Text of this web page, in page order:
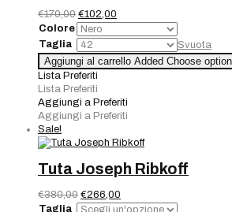
€170,00 Il
prezzo
originale
era:
€170,00.
€102,00
attuale
è:
€102,00.
Colore
Taglia
Svuota
Maglia
Gai
Mattiolo
quantità
Aggiungi al carrello Added Choose
Lista Preferiti
Lista Preferiti
Aggiungi a Preferiti
Aggiungi a Preferiti
Sale!
Tuta Joseph Ribkoff
€380,00 Il
prezzo
€266,00
prezzo
Taglia